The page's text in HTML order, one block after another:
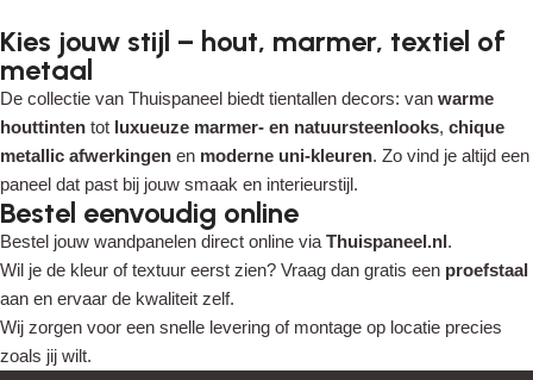
Kies jouw stijl – hout, marmer, textiel of
metaal
De collectie van Thuispaneel biedt tientallen decors: van warme
houttinten tot luxueuze marmer- en natuursteenlooks, chique
metallic afwerkingen en moderne uni-kleuren. Zo vind je altijd een
paneel dat past bij jouw smaak en interieurstijl.
Bestel eenvoudig online
Bestel jouw wandpanelen direct online via Thuispaneel.nl.
Wil je de kleur of textuur eerst zien? Vraag dan gratis een proefstaal
aan en ervaar de kwaliteit zelf.
Wij zorgen voor een snelle levering of montage op locatie precies
zoals jij wilt.